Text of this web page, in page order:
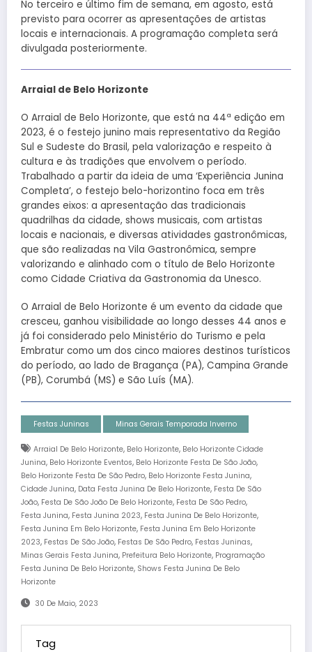
No terceiro e último fim de semana, em agosto, está
previsto para ocorrer as apresentações de artistas
locais e internacionais. A programação completa será
divulgada posteriormente.
Arraial de Belo Horizonte
O Arraial de Belo Horizonte, que está na 44ª edição em
2023, é o festejo junino mais representativo da Região
Sul e Sudeste do Brasil, pela valorização e respeito à
cultura e às tradições que envolvem o período.
Trabalhado a partir da ideia de uma ‘Experiência Junina
Completa’, o festejo belo-horizontino foca em três
grandes eixos: a apresentação das tradicionais
quadrilhas da cidade, shows musicais, com artistas
locais e nacionais, e diversas atividades gastronômicas,
que são realizadas na Vila Gastronômica, sempre
valorizando e alinhado com o título de Belo Horizonte
como Cidade Criativa da Gastronomia da Unesco.
O Arraial de Belo Horizonte é um evento da cidade que
cresceu, ganhou visibilidade ao longo desses 44 anos e
já foi considerado pelo Ministério do Turismo e pela
Embratur como um dos cinco maiores destinos turísticos
do período, ao lado de Bragança (PA), Campina Grande
(PB), Corumbá (MS) e São Luís (MA).
Festas Juninas Minas Gerais Temporada Inverno
Arraial De Belo Horizonte, Belo Horizonte, Belo Horizonte Cidade
Junina, Belo Horizonte Eventos, Belo Horizonte Festa De São João,
Belo Horizonte Festa De São Pedro, Belo Horizonte Festa Junina,
Cidade Junina, Data Festa Junina De Belo Horizonte, Festa De São
João, Festa De São João De Belo Horizonte, Festa De São Pedro,
Festa Junina, Festa Junina 2023, Festa Junina De Belo Horizonte,
Festa Junina Em Belo Horizonte, Festa Junina Em Belo Horizonte
2023, Festas De São João, Festas De São Pedro, Festas Juninas,
Minas Gerais Festa Junina, Prefeitura Belo Horizonte, Programação
Festa Junina De Belo Horizonte, Shows Festa Junina De Belo
Horizonte
30 De Maio, 2023
Tag